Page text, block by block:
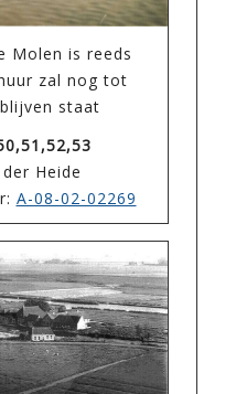
Molen is reeds
zal nog tot
staat
Heide
A-08-02-02269